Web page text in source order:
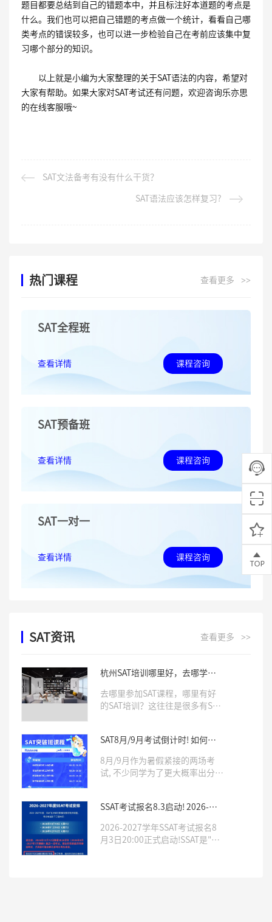
题目都要总结到自己的错题本中，并且标注好本道题的考点是
什么。我们也可以把自己错题的考点做一个统计，看看自己哪
类考点的错误较多，也可以进一步检验自己在考前应该集中复
习哪个部分的知识。
以上就是小编为大家整理的关于SAT语法的内容，希望对
大家有帮助。如果大家对SAT考试还有问题，欢迎咨询乐亦思
的在线客服哦~
SAT文法备考有没有什么干货？
SAT语法应该怎样复习?
热门课程 查看更多 >>
SAT全程班
查看详情 课程咨询
SAT预备班
查看详情 课程咨询
SAT一对一
查看详情 课程咨询
SAT资讯 查看更多 >>
杭州SAT培训哪里好，去哪学习
去哪里参加SAT课程，哪里有好
的SAT培训？这往往是很多有SAT
训机构，往往会对学生SAT成绩
有非常大的影响。那么杭州哪里
有好的SAT培训呢，Roys乐亦思
是你不错的选择。
SAT8月/9月考试倒计时! 如何针
8月/9月作为暑假紧接的两场考
试, 不少同学为了更大概率出分,
班」帮你单项突破, 用最真实的模
考, 帮你打造考场上最稳定的发
SSAT考试报名8.3启动! 2026-
好！
2026-2027学年SSAT考试报名8
月3日20:00正式启动!SSAT是"美